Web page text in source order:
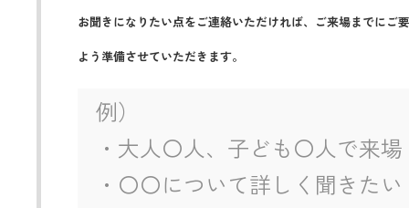
お聞きになりたい点をご連絡いただければ、ご来場までにご
よう準備させていただきます。